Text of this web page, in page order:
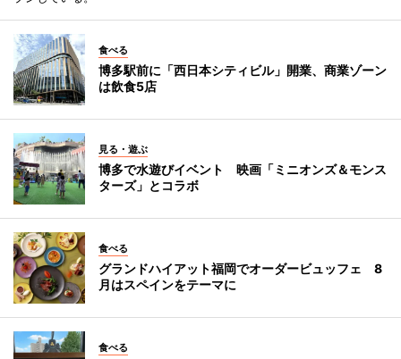
食べる
博多駅前に「西日本シティビル」開業、商業ゾーン
は飲食5店
見る・遊ぶ
博多で水遊びイベント 映画「ミニオンズ＆モンス
ターズ」とコラボ
食べる
グランドハイアット福岡でオーダービュッフェ 8
月はスペインをテーマに
食べる